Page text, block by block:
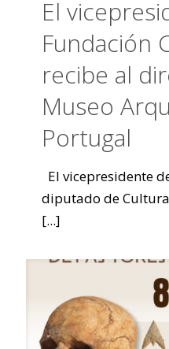
El
Fundación
recibe al
Museo
Portugal
El vicepresidente
diputado de
[...]